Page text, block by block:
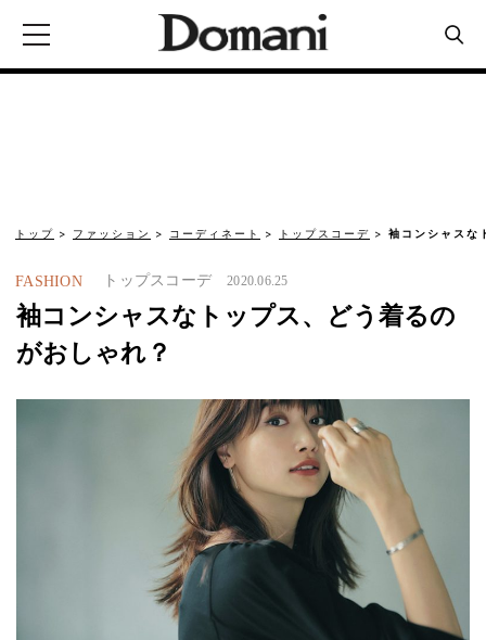
トップ ファッション コーディネート トップスコーデ 袖コンシャスな
FASHION トップスコーデ 2020.06.25
袖コンシャスなトップス、どう着るの
がおしゃれ？